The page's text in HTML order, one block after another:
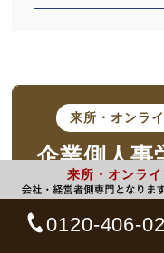
来所・オンラ
企業側人事
※電話相談の場合：1時間
※30分未満の延長でも5,000
来所・オンラ
0120-406-